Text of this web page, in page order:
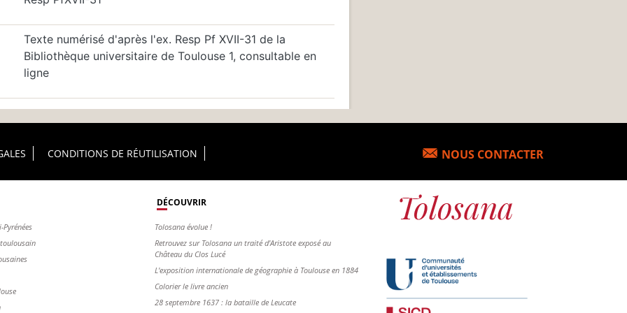
Texte numérisé d'après l'ex. Resp Pf XVII-31 de la
Bibliothèque universitaire de Toulouse 1, consultable en
ligne
CONDITIONS DE RÉUTILISATION NOUS CONTACTER
DÉCOUVRIR
Tolosana évolue !
Retrouvez sur Tolosana un traité d'Aristote exposé au
Château du Clos Lucé
L'exposition internationale de géographie à Toulouse en 1884
Colorier le livre ancien
28 septembre 1637 : la bataille de Leucate